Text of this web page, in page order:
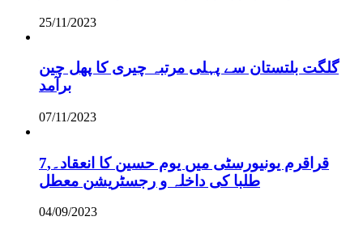
25/11/2023
گلگت بلتستان سے پہلی مرتبہ چیری کا پھل چین
برآمد
07/11/2023
قراقرم یونیورسٹی میں یوم حسین کا انعقاد۔,7
طلبا کی داخلہ و رجسٹریشن معطل
04/09/2023